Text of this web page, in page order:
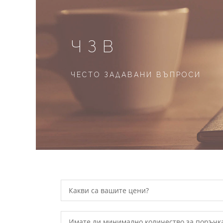
ЧЗВ
ЧЕСТО ЗАДАВАНИ ВЪПРОСИ
Какви са вашите цени?